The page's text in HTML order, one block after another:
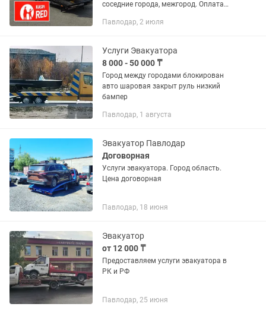
соседние города, межгород. Оплата
адрес расположения вашего авто; 2)
Павлодар, 2 июля
Услуги Эвакуатора
8 000 - 50 000 ₸
Город между городами блокирован
авто шаровая закрыт руль низкий
бампер
Павлодар, 1 августа
Эвакуатор Павлодар
Договорная
Услуги эвакуатора. Город область.
Цена договорная
Павлодар, 18 июня
Эвакуатор
от 12 000 ₸
Предоставляем услуги эвакуатора в
РК и РФ
Павлодар, 25 июня